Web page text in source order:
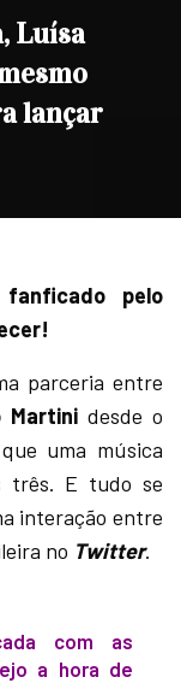
Luísa
lançar
pelo
parceria entre
Martinidesde o
uma música
três. E tudo se
interação entre
no Twitter.
com as
a hora de